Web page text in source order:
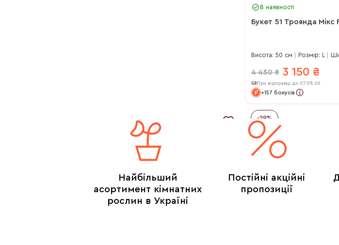
В наявності
Букет 51 Троянда Мікс
Висота: 50 см Розмір: L
4 450 ₴ 3 150 ₴
При відправці до 07.08.26
+157 бонусів
-29%
Найбільший
асортимент кімнатних
рослин в Україні
Постійні акційні
пропозиції